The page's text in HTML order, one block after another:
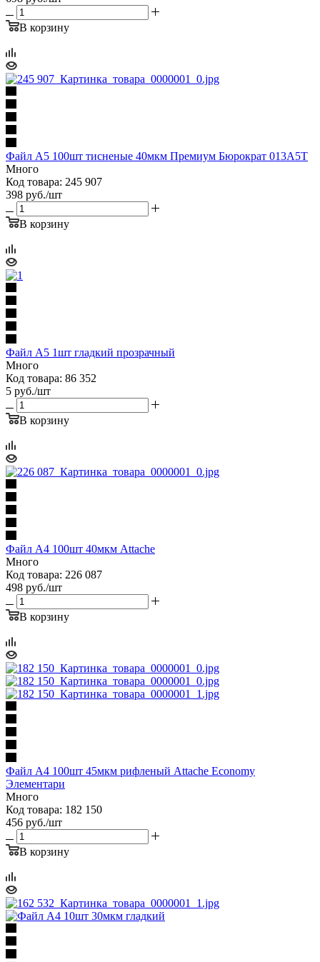
В корзину
Файл А5 100шт тисненые 40мкм Премиум Бюрократ 013A5T
Много
Код товара: 245 907
398 руб./шт
В корзину
Файл А5 1шт гладкий прозрачный
Много
Код товара: 86 352
5 руб./шт
В корзину
Файл А4 100шт 40мкм Attache
Много
Код товара: 226 087
498 руб./шт
В корзину
Файл А4 100шт 45мкм рифленый Attache Economy
Элементари
Много
Код товара: 182 150
456 руб./шт
В корзину